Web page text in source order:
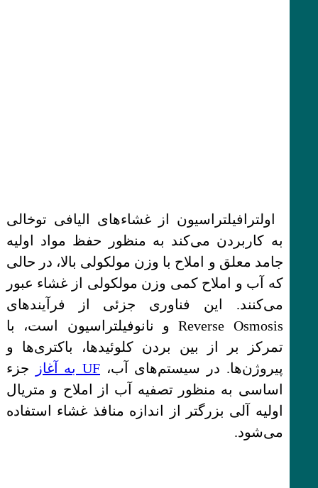
اولترافیلتراسیون از غشاء‌های الیافی توخالی
به کاربردن می‌کند به منظور حفظ مواد اولیه
جامد معلق و املاح با وزن مولکولی بالا، در حالی
که آب و املاح کمی وزن مولکولی از غشاء عبور
می‌کنند. این فناوری جزئی از فرآیندهای
Reverse Osmosis و نانوفیلتراسیون است، با
تمرکز بر از بین بردن کلوئیدها، باکتری‌ها و
پیروژن‌ها. در سیستم‌های آب، UF به آغاز
جزء
اساسی به منظور تصفیه آب از املاح و متریال
اولیه آلی بزرگتر از اندازه منافذ غشاء استفاده
می‌شود.